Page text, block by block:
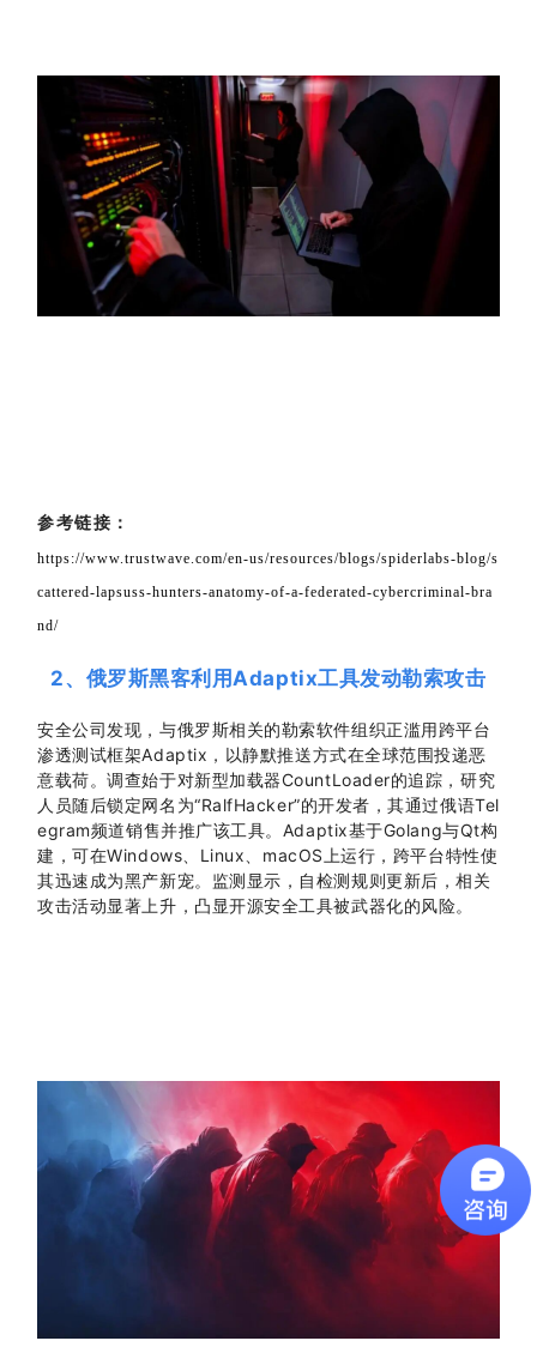
参考链接：
https://www.trustwave.com/en-us/resources/blogs/spiderlabs-blog/s
cattered-lapsuss-hunters-anatomy-of-a-federated-cybercriminal-bra
nd/
2、 俄罗斯黑客利用Adaptix工具发动勒索攻击
安全公司发现，与俄罗斯相关的勒索软件组织正滥用跨平台
渗透测试框架Adaptix，以静默推送方式在全球范围投递恶
意载荷。调查始于对新型加载器CountLoader的追踪，研究
人员随后锁定网名为“RalfHacker”的开发者，其通过俄语Tel
egram频道销售并推广该工具。Adaptix基于Golang与Qt构
建，可在Windows、Linux、macOS上运行，跨平台特性使
其迅速成为黑产新宠。监测显示，自检测规则更新后，相关
攻击活动显著上升，凸显开源安全工具被武器化的风险。